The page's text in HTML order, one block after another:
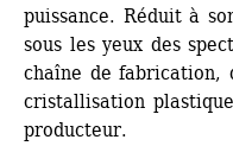
puissance. Réduit à
sous les yeux des
chaîne de
cristallisation
producteur.